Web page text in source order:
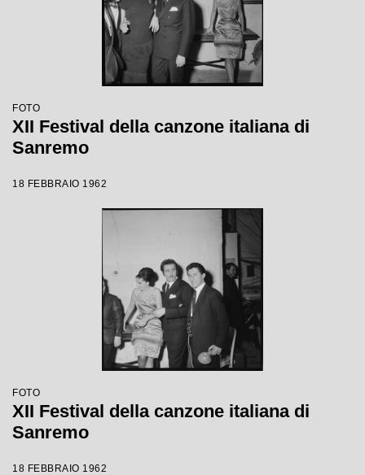
FOTO
XII Festival della canzone italiana di
Sanremo
18 FEBBRAIO 1962
FOTO
XII Festival della canzone italiana di
Sanremo
18 FEBBRAIO 1962